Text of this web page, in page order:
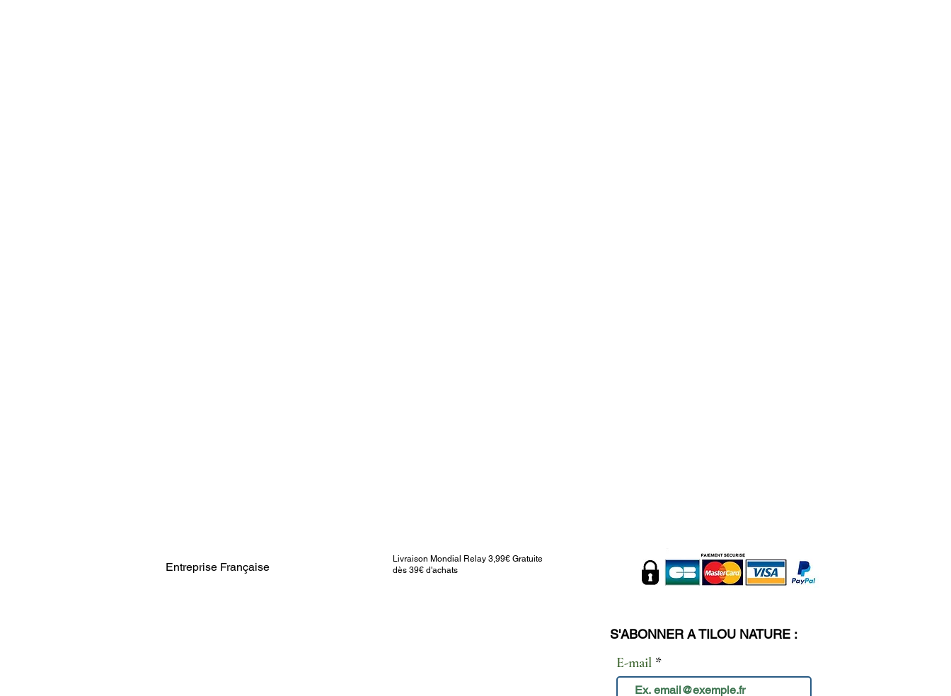
Entreprise Française
Livraison Mondial Relay 3,99€ Gratuite
dès 39€ d'achats
S'ABONNER A TILOU NATURE :
E-mail